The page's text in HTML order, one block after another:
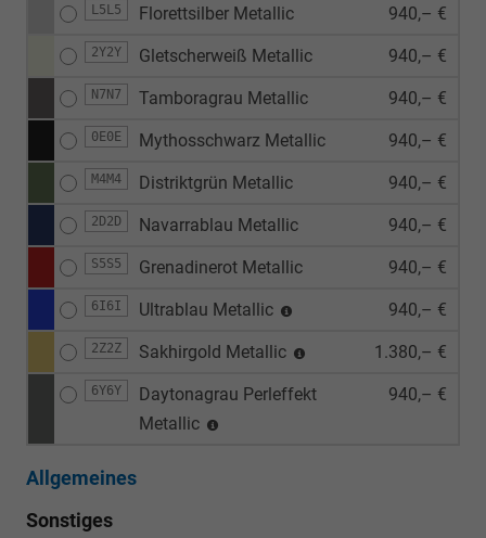
L5L5 Florettsilber Metallic 940,– €
2Y2Y Gletscherweiß Metallic 940,– €
N7N7 Tamboragrau Metallic 940,– €
0E0E Mythosschwarz Metallic 940,– €
M4M4 Distriktgrün Metallic 940,– €
2D2D Navarrablau Metallic 940,– €
S5S5 Grenadinerot Metallic 940,– €
6I6I Ultrablau Metallic 940,– €
2Z2Z Sakhirgold Metallic 1.380,– €
6Y6Y
Daytonagrau Perleffekt
Metallic
940,– €
Allgemeines
Sonstiges